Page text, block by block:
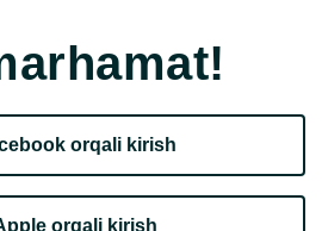
orqali kirish​
orqali kirish